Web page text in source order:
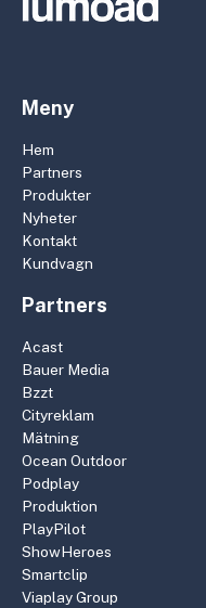
Meny
Hem
Partners
Produkter
Nyheter
Kontakt
Kundvagn
Partners
Acast
Bauer Media
Bzzt
Cityreklam
Mätning
Ocean Outdoor
Podplay
Produktion
PlayPilot
ShowHeroes
Smartclip
Viaplay Group